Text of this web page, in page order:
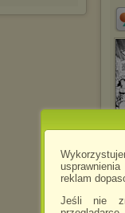
reklam
Jeśli nie